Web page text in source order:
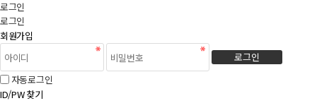
로그인
로그인
회원가입
로그인
자동로그인
ID/PW 찾기